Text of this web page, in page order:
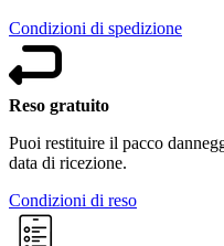
Condizioni di spedizione
Reso gratuito
Puoi restituire il pacco
data di ricezione.
Condizioni di reso